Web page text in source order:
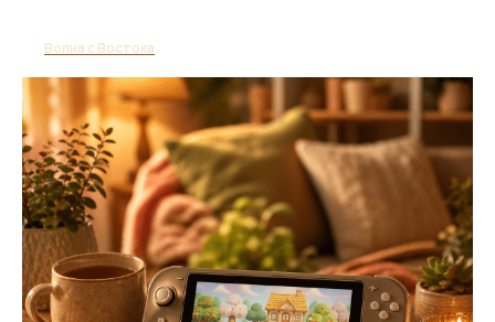
Волна с Востока